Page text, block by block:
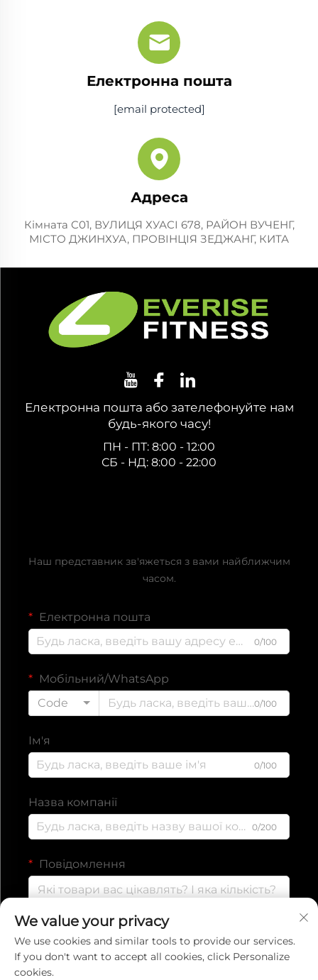
Електронна пошта
[email protected]
Адреса
Кімната C01, ВУЛИЦЯ ХУАСІ 678, РАЙОН ВУЧЕНГ,
МІСТО ДЖИНХУА, ПРОВІНЦІЯ ЗЕДЖАНГ, КИТА
Електронна пошта або зателефонуйте нам
будь-якого часу!
ПН - ПТ: 8:00 - 12:00
СБ - НД: 8:00 - 22:00
Наш представник зв'яжеться з вами найближчим
часом.
Електронна пошта
0/100
Мобільний/WhatsApp
Code
0/100
Ім'я
0/100
Назва компанії
0/200
Повідомлення
We value your privacy
We use cookies and similar tools to provide our services.
If you don't want to accept all cookies, click Personalize
cookies.